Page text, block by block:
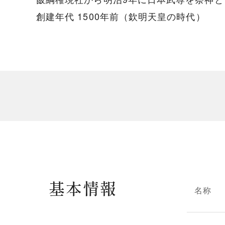
創建年代 1500年前（欽明天皇の時代）
基本情報 名称